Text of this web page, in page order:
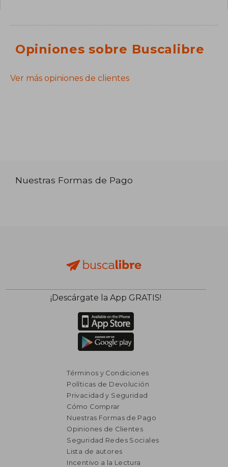
Opiniones sobre Buscalibre
Ver más opiniones de clientes
Nuestras Formas de Pago
¡Descárgate la App GRATIS!
Términos y Condiciones
Políticas de Devolución
Privacidad y Seguridad
Cómo Comprar
Nuestras Formas de Pago
Opiniones de Clientes
Seguridad Redes Sociales
Lista de autores
Incentivo a la Lectura